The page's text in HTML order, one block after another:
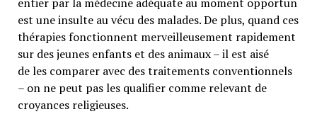
est une insulte au vécu des malades. De plus, quand ces
thérapies fonctionnent merveilleusement rapidement
sur des jeunes enfants et des animaux – il est aisé
de les comparer avec des traitements conventionnels
– on ne peut pas les qualifier comme relevant de
croyances religieuses.